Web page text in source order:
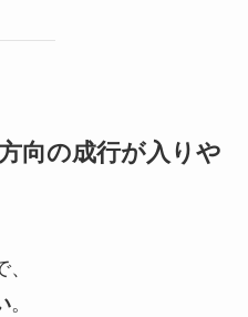
向の成行が入りや
。